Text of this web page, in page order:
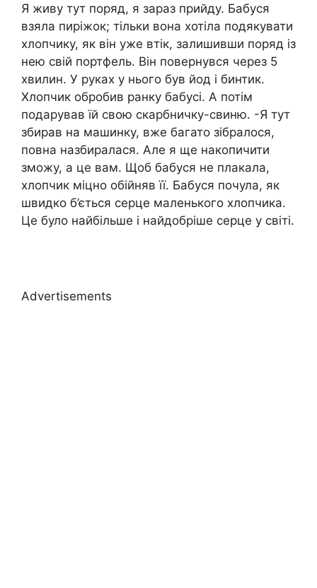
Я живу тут поряд, я зараз прийду. Бабуся
взяла пиріжок; тільки вона хотіла подякувати
хлопчику, як він уже втік, залишивши поряд із
нею свій портфель. Він повернувся через 5
хвилин. У руках у нього був йод і бинтик.
Хлопчик обробив ранку бабусі. А потім
подарував їй свою скарбничку-свиню. -Я тут
збирав на машинку, вже багато зібралося,
повна назбиралася. Але я ще накопичити
зможу, а це вам. Щоб бабуся не плакала,
хлопчик міцно обійняв її. Бабуся почула, як
швидко б’ється серце маленького хлопчика.
Це було найбільше і найдобріше серце у світі.
Advertisements